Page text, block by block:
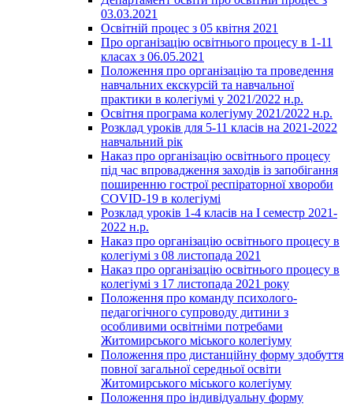
03.03.2021
Освітній процес з 05 квітня 2021
Про організацію освітнього процесу в 1-11
класах з 06.05.2021
Положення про організацію та проведення
навчальних екскурсій та навчальної
практики в колегіумі у 2021/2022 н.р.
Освітня програма колегіуму 2021/2022 н.р.
Розклад уроків для 5-11 класів на 2021-2022
навчальний рік
Наказ про організацію освітнього процесу
під час впровадження заходів із запобігання
поширенню гострої респіраторної хвороби
COVID-19 в колегіумі
Розклад уроків 1-4 класів на І семестр 2021-
2022 н.р.
Наказ про організацію освітнього процесу в
колегіумі з 08 листопада 2021
Наказ про організацію освітнього процесу в
колегіумі з 17 листопада 2021 року
Положення про команду психолого-
педагогічного супроводу дитини з
особливими освітніми потребами
Житомирського міського колегіуму
Положення про дистанційну форму здобуття
повної загальної середньої освіти
Житомирського міського колегіуму
Положення про індивідуальну форму